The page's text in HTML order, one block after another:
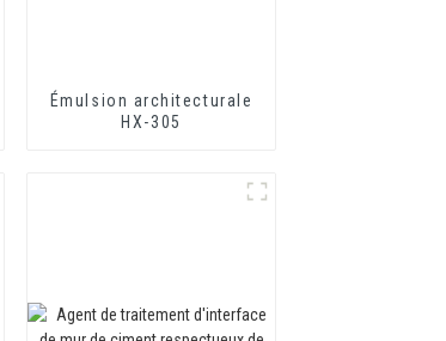
Émulsion architecturale
HX-305